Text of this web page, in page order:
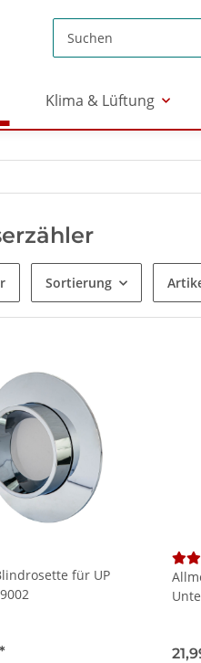
Klima & Lüftung
Sortierung
für UP
*